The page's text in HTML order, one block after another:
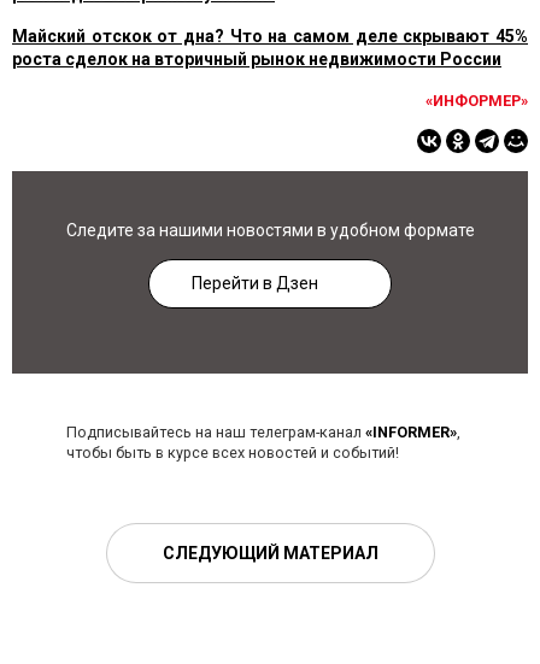
Майский отскок от дна? Что на самом деле скрывают 45%
роста сделок на вторичный рынок недвижимости России
«ИНФОРМЕР»
Следите за нашими новостями в удобном формате
Перейти в Дзен
Подписывайтесь на наш телеграм-канал «INFORMER»,
чтобы быть в курсе всех новостей и событий!
СЛЕДУЮЩИЙ МАТЕРИАЛ